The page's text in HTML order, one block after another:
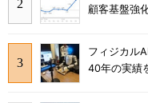
顧客基盤強
フィジカル
40年の実績